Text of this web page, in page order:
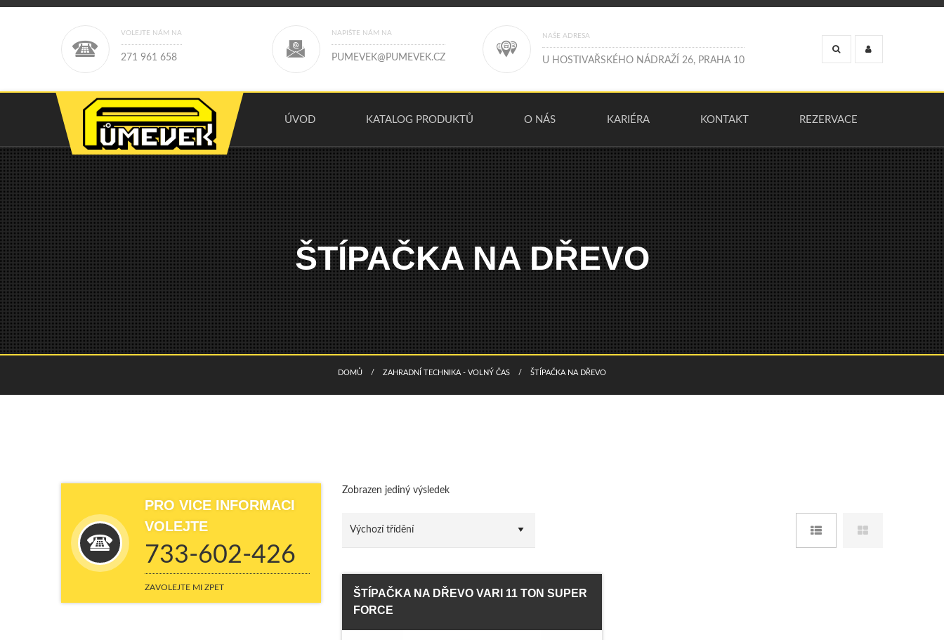
VOLEJTE NÁM NA
271 961 658
NAPIŠTE NÁM NA
PU M EVEK@ PU M EVEK.CZ
NAŠE ADRESA
U H OS VAŘS K É H O NÁD RAŽÍ 26, PRAH A 1 0
ÚVOD KATALOG PRODUKTŮ O NÁS KARIÉRA KONTAKT REZERVACE
ŠTÍPAČKA NA DŘEVO
DOMŮ ZAHRADNÍ TECHNIKA - VOLNÝ ČAS ŠTÍPAČKA NA DŘEVO
Zobrazen jediný výsledek
ŠTÍPAČKA NA DŘEVO VARI 11 TON SUPER
FORCE
PRO VICE INFORMACI
VOLEJTE
733-602-426
ZAVOL EJTE MI ZPET